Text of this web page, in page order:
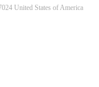
United States of America